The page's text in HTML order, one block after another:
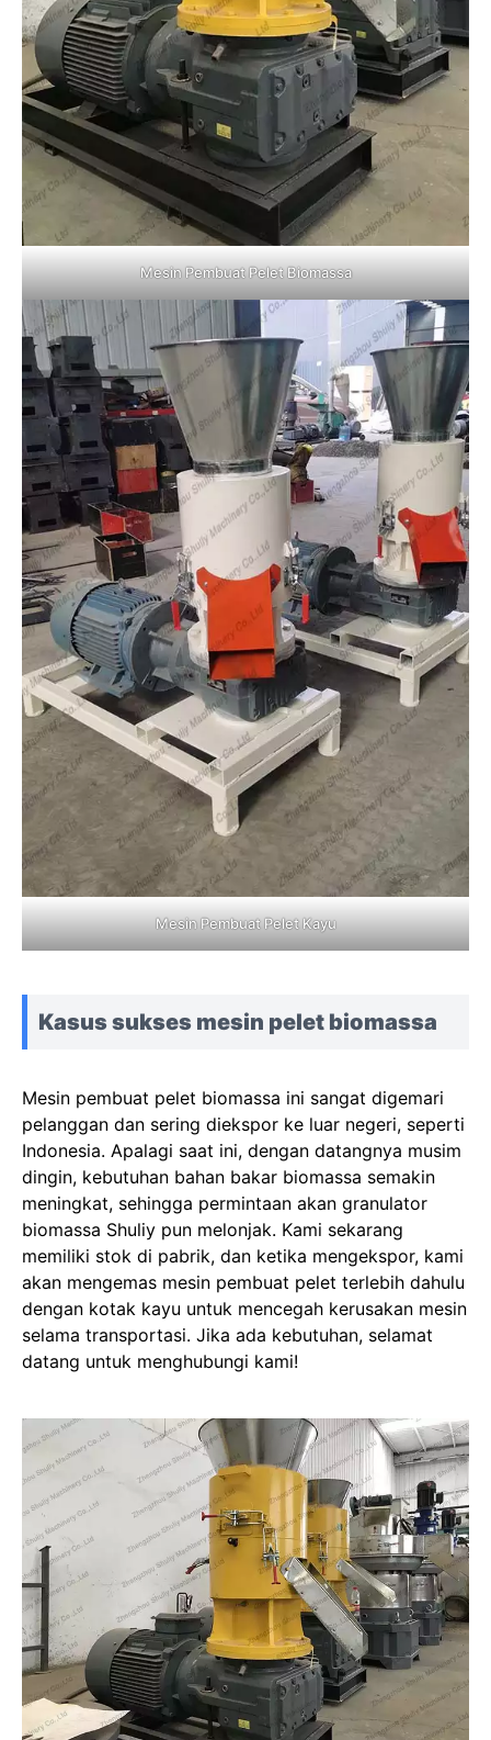
Mesin Pembuat Pelet Biomassa
Mesin Pembuat Pelet Kayu
Kasus sukses mesin pelet biomassa
Mesin pembuat pelet biomassa ini sangat digemari
pelanggan dan sering diekspor ke luar negeri, seperti
Indonesia. Apalagi saat ini, dengan datangnya musim
dingin, kebutuhan bahan bakar biomassa semakin
meningkat, sehingga permintaan akan granulator
biomassa Shuliy pun melonjak. Kami sekarang
memiliki stok di pabrik, dan ketika mengekspor, kami
akan mengemas mesin pembuat pelet terlebih dahulu
dengan kotak kayu untuk mencegah kerusakan mesin
selama transportasi. Jika ada kebutuhan, selamat
datang untuk menghubungi kami!